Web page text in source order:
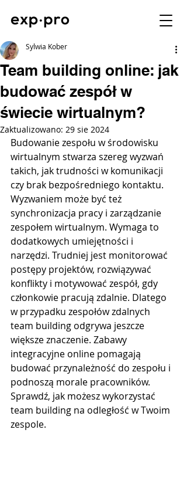
Team building online: jak
budować zespół w
świecie wirtualnym?
Sylwia Kober
Zaktualizowano: 29 sie 2024
Budowanie zespołu w środowisku
wirtualnym stwarza szereg wyzwań
takich, jak trudności w komunikacji
czy brak bezpośredniego kontaktu.
Wyzwaniem może być też
synchronizacja pracy i zarządzanie
zespołem wirtualnym. Wymaga to
dodatkowych umiejętności i
narzędzi. Trudniej jest monitorować
postępy projektów, rozwiązywać
konflikty i motywować zespół, gdy
członkowie pracują zdalnie. Dlatego
w przypadku zespołów zdalnych
team building odgrywa jeszcze
większe znaczenie. Zabawy
integracyjne online pomagają
budować przynależność do zespołu i
podnoszą morale pracowników.
Sprawdź, jak możesz wykorzystać
team building na odległość w Twoim
zespole.